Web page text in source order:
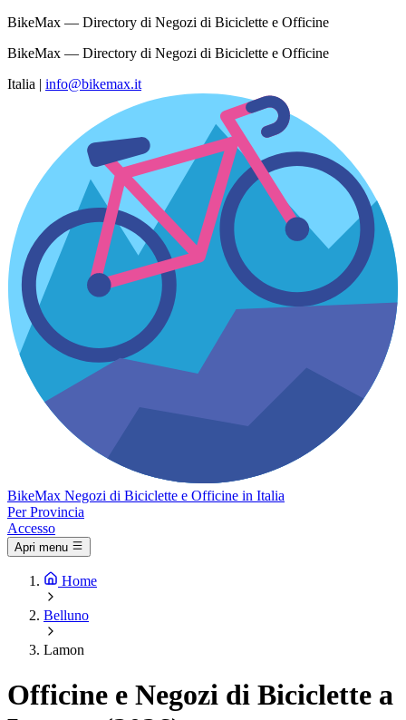
BikeMax — Directory di Negozi di Biciclette e Officine
BikeMax — Directory di Negozi di Biciclette e Officine
Italia | info@bikemax.it
BikeMax Negozi di Biciclette e Officine in Italia
Per Provincia
Accesso
Apri menu
Home
Belluno
Lamon
Officine e Negozi di Biciclette a